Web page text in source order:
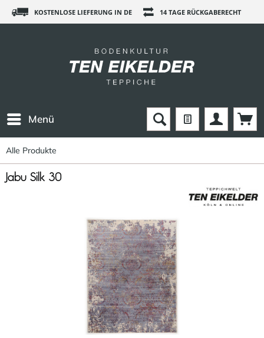
KOSTENLOSE LIEFERUNG IN DE 14 TAGE RÜCKGABERECHT
Menü
Alle Produkte
Jabu Silk 30